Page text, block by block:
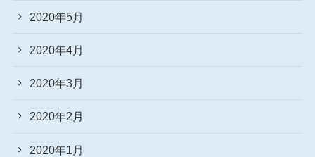
2020年5月
2020年4月
2020年3月
2020年2月
2020年1月